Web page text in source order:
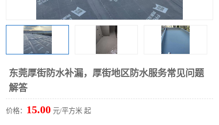
东莞厚街防水补漏，厚街地区防水服务常见问题
解答
价格： 15.00 元/平方米 起